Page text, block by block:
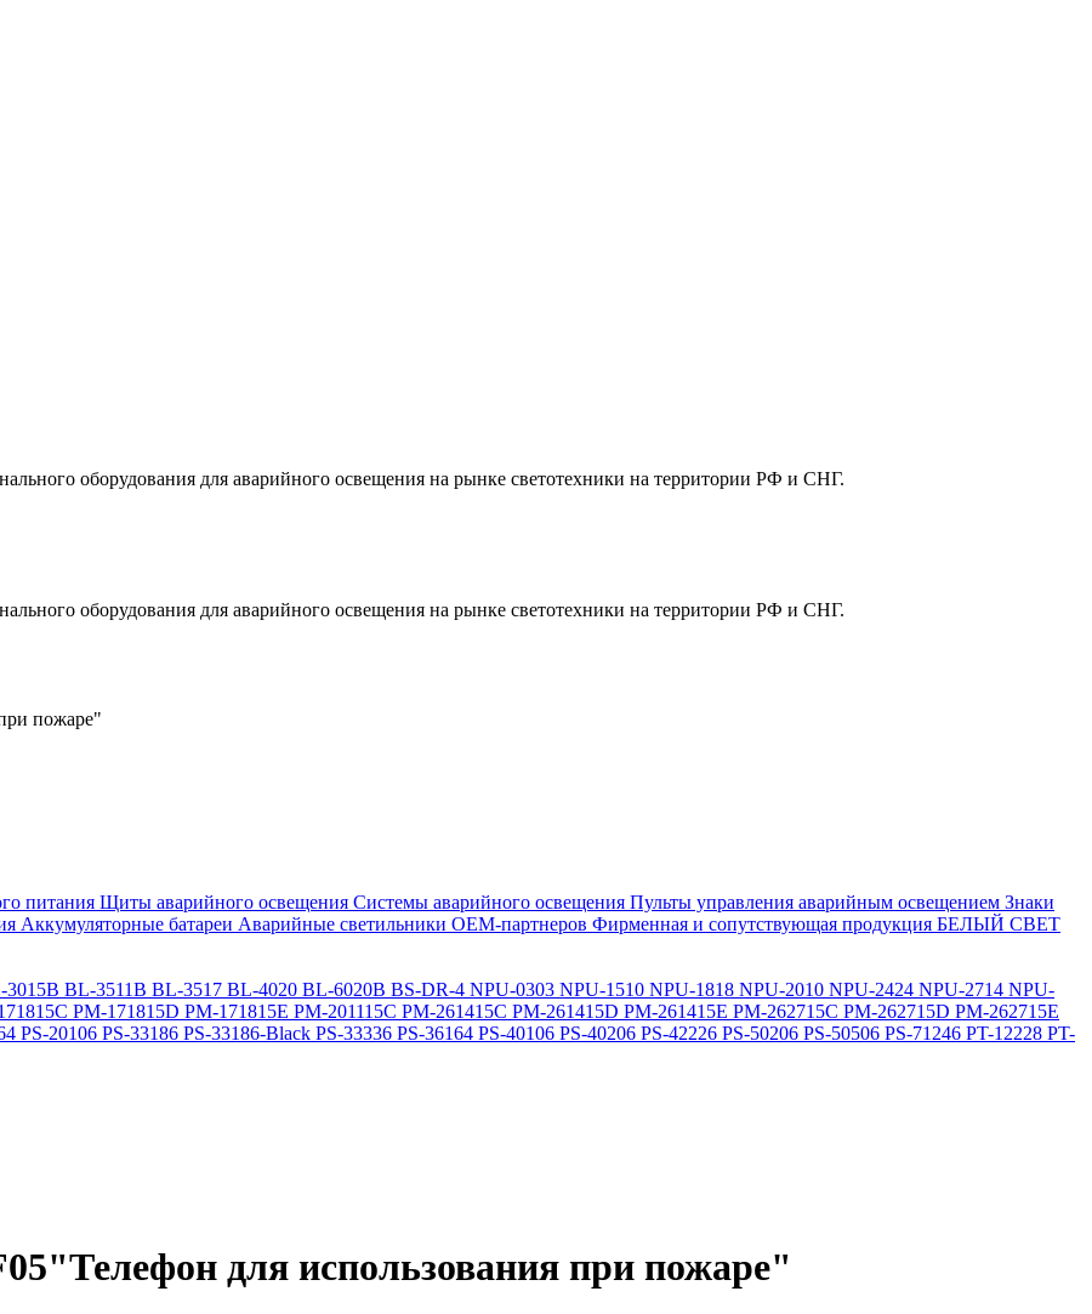
оборудования для аварийного освещения на рынке светотехники на территории РФ и СНГ.
оборудования для аварийного освещения на рынке светотехники на территории РФ и СНГ.
пожаре"
питания Щиты аварийного освещения Системы аварийного освещения Пульты управления аварийным освещением Знаки
Аккумуляторные батареи Аварийные светильники ОЕМ-партнеров Фирменная и сопутствующая продукция БЕЛЫЙ СВЕТ
3015B BL-3511B BL-3517 BL-4020 BL-6020B BS-DR-4 NPU-0303 NPU-1510 NPU-1818 NPU-2010 NPU-2424 NPU-2714 NPU-
PM-171815D PM-171815E PM-201115C PM-261415C PM-261415D PM-261415E PM-262715C PM-262715D PM-262715E
PS-20106 PS-33186 PS-33186-Black PS-33336 PS-36164 PS-40106 PS-40206 PS-42226 PS-50206 PS-50506 PS-71246 PT-12228 PT-
для использования при пожаре"